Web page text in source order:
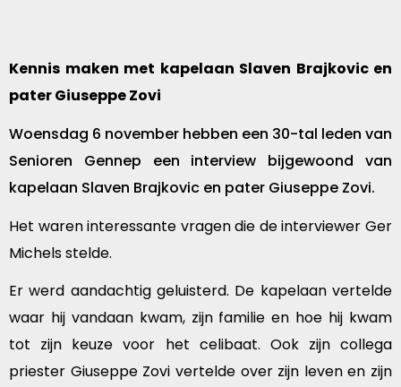
Kennis maken met kapelaan Slaven Brajkovic en
pater Giuseppe Zovi
Woensdag 6 november hebben een 30-tal leden van
Senioren Gennep een interview bijgewoond van
kapelaan Slaven Brajkovic en pater Giuseppe Zovi.
Het waren interessante vragen die de interviewer Ger
Michels stelde.
Er werd aandachtig geluisterd. De kapelaan vertelde
waar hij vandaan kwam, zijn familie en hoe hij kwam
tot zijn keuze voor het celibaat. Ook zijn collega
priester Giuseppe Zovi vertelde over zijn leven en zijn